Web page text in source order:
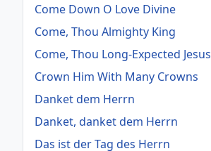
Come Down O Love Divine
Come, Thou Almighty King
Come, Thou Long-Expected Jesus
Crown Him With Many Crowns
Danket dem Herrn
Danket, danket dem Herrn
Das ist der Tag des Herrn